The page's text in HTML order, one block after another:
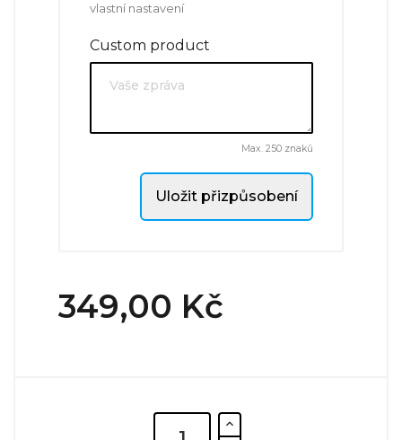
vlastní nastavení
Custom product
Max. 250 znaků
Uložit přizpůsobení
349,00 Kč